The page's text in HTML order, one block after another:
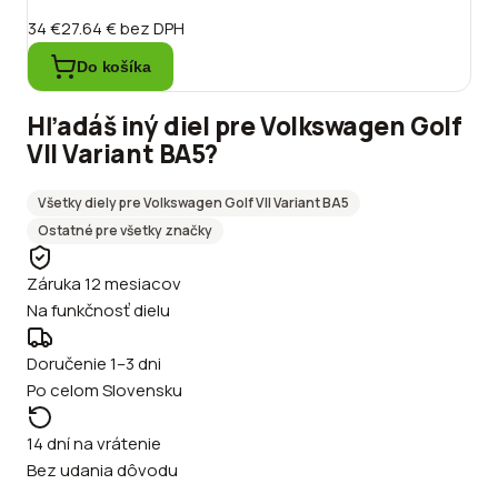
34 €27.64 €bez DPH
Do košíka
Hľadáš iný diel preVolkswagenGolf
VII Variant BA5?
Všetky diely preVolkswagenGolf VII Variant BA5
Ostatnépre všetky značky
Záruka 12 mesiacov
Na funkčnosť dielu
Doručenie 1–3 dni
Po celom Slovensku
14 dní na vrátenie
Bez udania dôvodu